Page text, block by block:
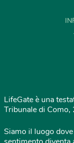
LifeGate è una
Tribunale di
Siamo il luogo